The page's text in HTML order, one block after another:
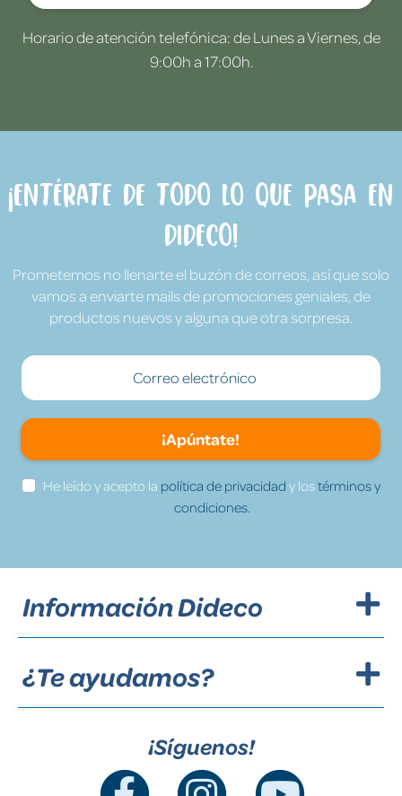
Horario de atención telefónica: de Lunes a Viernes, de
9:00h a 17:00h.
¡Entérate de todo lo que pasa en
Dideco!
Prometemos no llenarte el buzón de correos, así que solo
vamos a enviarte mails de promociones geniales, de
productos nuevos y alguna que otra sorpresa.
¡Apúntate!
He leído y acepto la política de privacidad y lostérminos y
condiciones.
Información Dideco
¿Te ayudamos?
¡Síguenos!